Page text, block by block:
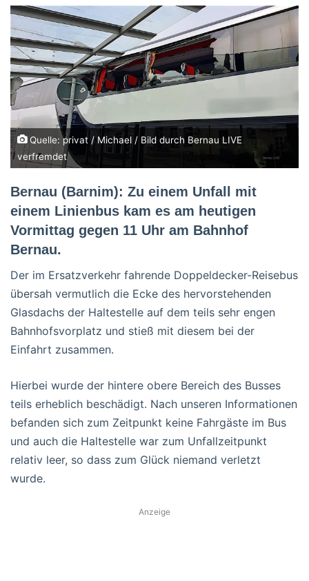
Quelle: privat / Michael / Bild durch Bernau LIVE
verfremdet
Bernau (Barnim): Zu einem Unfall mit
einem Linienbus kam es am heutigen
Vormittag gegen 11 Uhr am Bahnhof
Bernau.
Der im Ersatzverkehr fahrende Doppeldecker-Reisebus
übersah vermutlich die Ecke des hervorstehenden
Glasdachs der Haltestelle auf dem teils sehr engen
Bahnhofsvorplatz und stieß mit diesem bei der
Einfahrt zusammen.
Hierbei wurde der hintere obere Bereich des Busses
teils erheblich beschädigt. Nach unseren Informationen
befanden sich zum Zeitpunkt keine Fahrgäste im Bus
und auch die Haltestelle war zum Unfallzeitpunkt
relativ leer, so dass zum Glück niemand verletzt
wurde.
Anzeige